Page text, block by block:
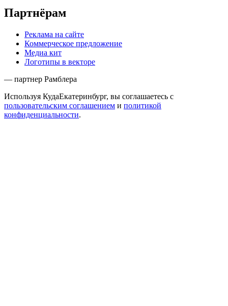
Партнёрам
Реклама на сайте
Коммерческое предложение
Медиа кит
Логотипы в векторе
— партнер Рамблера
Используя КудаЕкатеринбург, вы соглашаетесь с
пользовательским соглашением и политикой
конфиденциальности.